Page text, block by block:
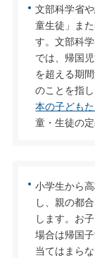
文部科学省
童生徒」ま
す。文部科
では、帰国
を超える期
のことを指
本の子どもた
童・生徒の
小学生から
し、親の都
します。お
場合は帰国
当てはまら